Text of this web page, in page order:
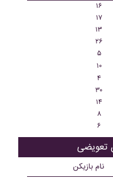
۱۶
۱۷
۱۳
۲۶
۵
۱۰
۴
۳۰
۱۴
۸
۶
نام بازیکن